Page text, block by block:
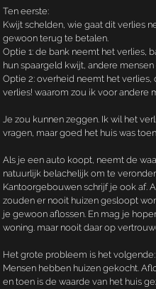
Ten eerste:
Kwijt schelden, wie gaat dit verlies
gewoon terug te betalen.
Optie 1: de bank neemt het verlies,
hun spaargeld kwijt, andere
Optie 2: overheid neemt het
verlies! waarom zou ik voor andere
Je zou kunnen zeggen. Ik wil het
vragen, maar goed het huis was
Als je een auto koopt, neemt de
natuurlijk belachelijk om te
Kantoorgebouwen schrijf je ook af.
zouden er nooit huizen gesloopt
je gewoon aflossen. En mag je
woning. maar nooit daar op
Het grote probleem is het volgende:
Mensen hebben huizen gekocht.
en toen is de waarde van het huis